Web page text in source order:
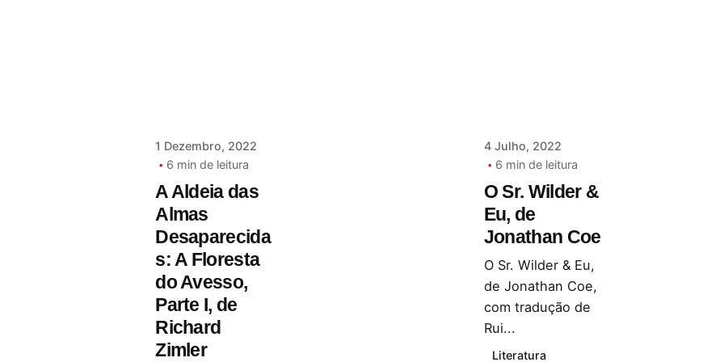
1 Dezembro, 2022
6 min de leitura
A Aldeia das
Almas
Desaparecida
s: A Floresta
do Avesso,
Parte I, de
Richard
Zimler
4 Julho, 2022
6 min de leitura
O Sr. Wilder &
Eu, de
Jonathan Coe
O Sr. Wilder & Eu,
de Jonathan Coe,
com tradução de
Rui...
Literatura